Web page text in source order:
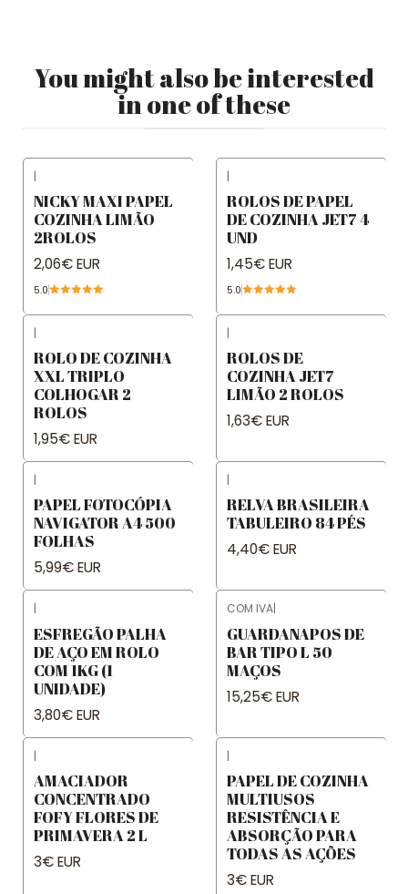
You might also be interested
in one of these
|
NICKY MAXI PAPEL
COZINHA LIMÃO
2ROLOS
2,06€ EUR
5.0
|
ROLOS DE PAPEL
DE COZINHA JET7 4
UND
1,45€ EUR
5.0
|
ROLO DE COZINHA
XXL TRIPLO
COLHOGAR 2
ROLOS
1,95€ EUR
|
ROLOS DE
COZINHA JET7
LIMÃO 2 ROLOS
1,63€ EUR
|
PAPEL FOTOCÓPIA
NAVIGATOR A4 500
FOLHAS
5,99€ EUR
|
RELVA BRASILEIRA
TABULEIRO 84 PÉS
4,40€ EUR
|
ESFREGÃO PALHA
DE AÇO EM ROLO
COM 1KG (1
UNIDADE)
3,80€ EUR
COM IVA|
GUARDANAPOS DE
BAR TIPO L 50
MAÇOS
15,25€ EUR
|
AMACIADOR
CONCENTRADO
FOFY FLORES DE
PRIMAVERA 2 L
3€ EUR
|
PAPEL DE COZINHA
MULTIUSOS
RESISTÊNCIA E
ABSORÇÃO PARA
TODAS AS AÇÕES
3€ EUR